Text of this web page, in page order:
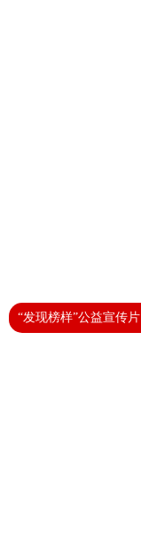
“发现榜样”公益宣传片